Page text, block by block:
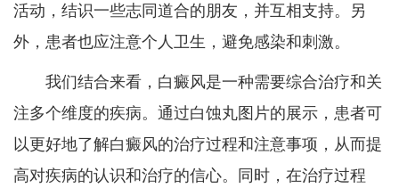
活动，结识一些志同道合的朋友，并互相支持。另
外，患者也应注意个人卫生，避免感染和刺激。
我们结合来看，白癜风是一种需要综合治疗和关
注多个维度的疾病。通过白蚀丸图片的展示，患者可
以更好地了解白癜风的治疗过程和注意事项，从而提
高对疾病的认识和治疗的信心。同时，在治疗过程